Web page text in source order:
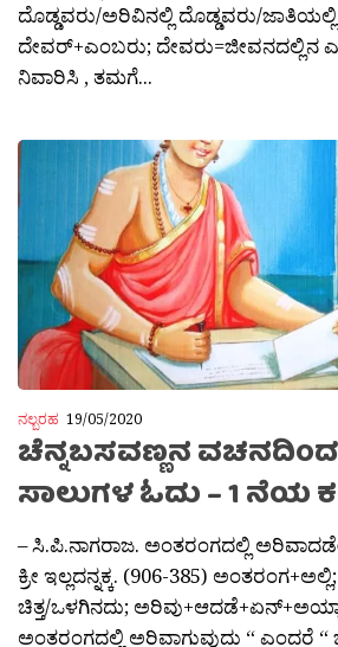
ದೊಡ್ಡವರು/ಅರಿವಿನಲ್ಲಿ ದೊಡ್ಡವರು/
ದೇವರ್+ಎಂಬರು; ದೇವರು=ಜೀವನದಲ್ಲಿನ
ನಿವಾರಿಸಿ , ತಮಗೆ...
ನಲ್ಬರಹ 19/05/2020
ಚೆನ್ನಬಸವಣ್ಣನ
ಸಾಲುಗಳ ಓದು – 1 ನೆಯ
– ಸಿ.ಪಿ.ನಾಗರಾಜ. ಅಂತರಂಗದಲ್ಲಿ
ಕ್ರೀ ಇಲ್ಲದನ್ನಕ್ಕ. (906-385)
ಚಿತ್ತ/ಒಳಗಿನದು;
ಅಂತರಂಗದಲ್ಲಿ ಅರಿವಾಗುವುದು “ ಎಂದರೆ “